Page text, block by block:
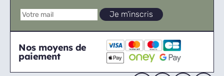
Nos moyens de
paiement